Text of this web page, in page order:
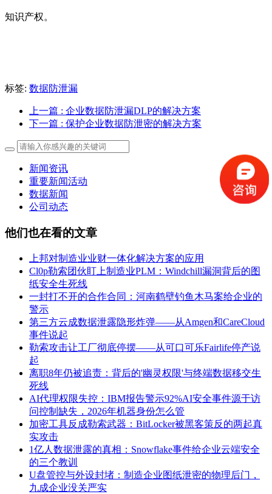
知识产权。
标签: 数据防泄漏
上一篇 : 企业数据防泄漏DLP的解决方案
下一篇 : 保护企业数据防泄密的解决方案
新闻资讯
重要新闻活动
数据新闻
公司动态
他们也在看的文章
上邦对制造业业财一体化解决方案的应用
Cl0p勒索团伙盯上制造业PLM：Windchill漏洞背后的图
纸安全生死线
一封打不开的合作合同：河南鹤壁钓鱼木马案给企业的
警示
第三方云成数据泄露隐形炸弹——从Amgen和CareCloud
事件说起
勒索攻击让工厂彻底停摆——从可口可乐Fairlife停产说
起
离职8年仍被追责：背后的'幽灵权限'与终端数据移交生
死线
AI代理权限失控：IBM报告警示92%AI安全事件源于访
问控制缺失，2026年机器身份怎么管
加密工具反成勒索武器：BitLocker被黑客策反的两起真
实攻击
1亿人数据泄露的真相：Snowflake事件给企业云端安全
的三个教训
U盘管控与外设封堵：制造企业图纸泄密的物理后门，
九成企业没关严实